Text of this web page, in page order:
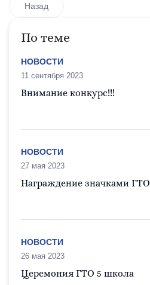
Назад
По теме
НОВОСТИ
11 сентября 2023
Внимание конкурс!!!
НОВОСТИ
27 мая 2023
Награждение значками ГТО
НОВОСТИ
26 мая 2023
Церемония ГТО 5 школа